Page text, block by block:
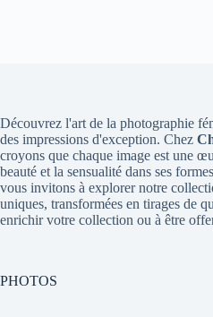
Découvrez l'art de la photographie
des impressions d'exception. Chez
croyons que chaque image est une
beauté et la sensualité dans ses
vous invitons à explorer notre
uniques, transformées en tirages de
enrichir votre collection ou à être
PHOTOS